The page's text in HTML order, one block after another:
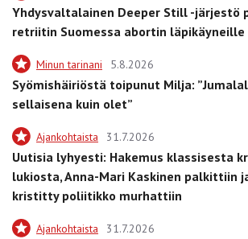
Yhdysvaltalainen Deeper Still -järjestö
retriitin Suomessa abortin läpikäyneille
Minun tarinani 5.8.2026
Syömishäiriöstä toipunut Milja:
sellaisena kuin olet”
Ajankohtaista 31.7.2026
Uutisia lyhyesti: Hakemus klassisesta
lukiosta, Anna-Mari Kaskinen palkittiin
kristitty poliitikko murhattiin
Ajankohtaista 31.7.2026